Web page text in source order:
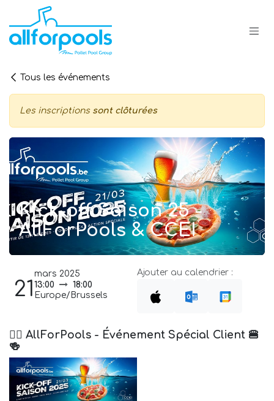
Se rendre au contenu
Tous les événements
Les inscriptions sont clôturées
Kick-off Saison 25 -
AllForPools & CCEI
21
mars 2025
13:00
18:00
Europe/Brussels
Ajouter au calendrier :
🏊‍♂️ AllForPools - Événement Spécial Client 🍔
🍻